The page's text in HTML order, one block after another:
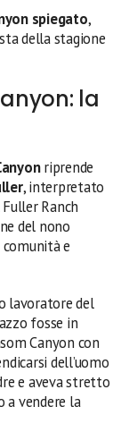
spiegato,
della stagione
la
riprende
, interpretato
Ranch
del nono
e
lavoratore del
fosse in
Canyon con
dell’uomo
e aveva stretto
a vendere la